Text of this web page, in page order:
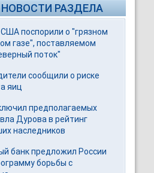
РАЗДЕЛА
США поспорили о "грязном
газе", поставляемом
поток"
сообщили о риске
яиц
предполагаемых
Дурова в рейтинг
наследников
банк предложил России
борьбы с